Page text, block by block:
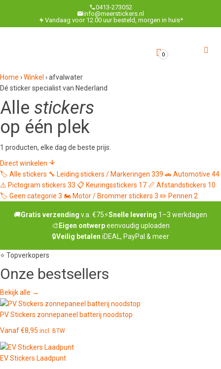
0413-273052
info@meerstickers.nl
Vandaag voor 12.00 uur besteld, morgen in huis*
0
Home ›Winkel ›afvalwater
Dé sticker specialist van Nederland
Alle stickers
op één plek
1 producten, elke dag de beste prijs.
Direct winkelen
🏷️ Alle stickers 🔧 Leiding stickers / Markeringen 339 🚗Automotive 44
⚠️ Pictogram stickers 33 📋 Keuringsstickers 17 📏 Afstandstickers 10
🏷️ Geen categorie 3 🏍️ Motor / Brommer stickers 3 ✏️ Pennen 2
🚚Gratis verzending v.a. €75⚡Snelle levering 1–3 werkdagen
🎨 Eigen ontwerpeenvoudig uploaden
🔒Veilig betalen iDEAL, PayPal & meer
⭐ Topverkopers
Onze bestsellers
Bekijk alle →
PV Stickers zonnepaneel batterij noodstop
Vanaf€8,95 incl. BTW
EV Stickers Laadpunt